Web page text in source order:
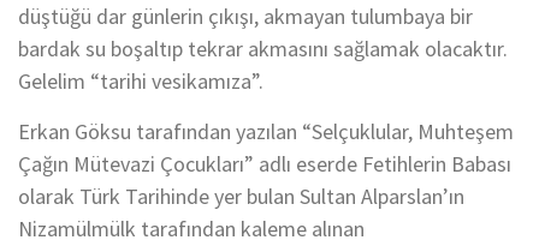
düştüğü dar günlerin çıkışı, akmayan tulumbaya bir
bardak su boşaltıp tekrar akmasını sağlamak olacaktır.
Gelelim “tarihi vesikamıza”.
Erkan Göksu tarafından yazılan “Selçuklular, Muhteşem
Çağın Mütevazi Çocukları” adlı eserde Fetihlerin Babası
olarak Türk Tarihinde yer bulan Sultan Alparslan’ın
Nizamülmülk tarafından kaleme alınan